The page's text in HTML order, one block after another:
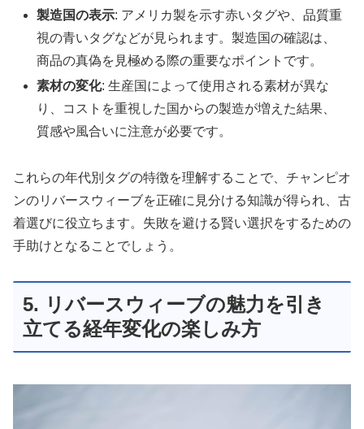
製造国の表示: アメリカ製を示す赤いタグや、品質重
視の青いタグなどが見られます。製造国の確認は、
商品の真偽を見極める際の重要なポイントです。
素材の変化: 生産国によって使用される素材が異な
り、コストを重視した国からの製造が増えた結果、
質感や風合いに注意が必要です。
これらの年代別タグの特徴を理解することで、チャンピオ
ンのリバースウィーブを正確に見分ける知識が得られ、古
着選びに役立ちます。失敗を避ける賢い選択をするための
手助けとなることでしょう。
5. リバースウィーブの魅力を引き
立てる経年変化の楽しみ方